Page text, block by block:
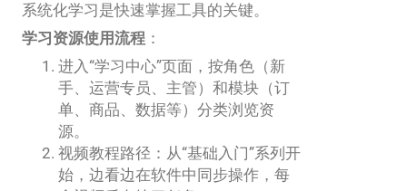
系统化学习是快速掌握工具的关键。
学习资源使用流程 ：
进入“学习中心”页面，按角色（新
手、运营专员、主管）和模块（订
单、商品、数据等）分类浏览资
源。
视频教程路径：从“基础入门”系列开
始，边看边在软件中同步操作，每